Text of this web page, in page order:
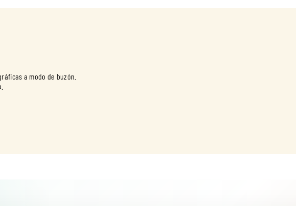
a modo de buzón.